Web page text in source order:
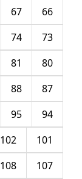
66
67
73
74
80
81
87
88
94
95
101
102
107
108